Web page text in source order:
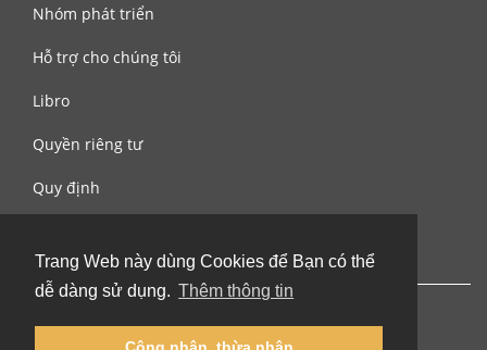
Trang Web này dùng Cookies để Bạn có thể
dễ dàng sử dụng. Thêm thông tin
Nhóm phát triển
Hỗ trợ cho chúng tôi
Libro
Quyền riêng tư
Quy định